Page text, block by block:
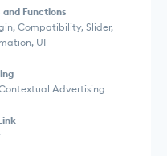
Functions
Compatibility, Slider,
UI
Advertising